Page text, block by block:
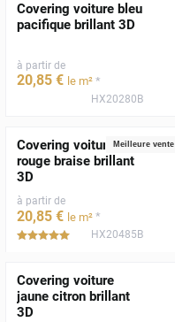
Covering voiture bleu
pacifique brillant 3D
à partir de
20,85 € le m² *
HX20280B
Meilleure vente
Covering voiture
rouge braise brillant
3D
à partir de
20,85 € le m² *
*****HX20485B
Covering voiture
jaune citron brillant
3D